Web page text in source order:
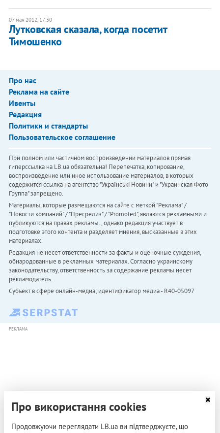
07 мая 2012, 17:30
Лутковская сказала, когда посетит
Тимошенко
Про нас
Реклама на сайте
Ивенты
Редакция
Политики и стандарты
Пользовательское соглашение
При полном или частичном воспроизведении материалов прямая
гиперссылка на LB.ua обязательна! Перепечатка, копирование,
воспроизведение или иное использование материалов, в которых
содержится ссылка на агентство "Українськi Новини" и "Украинская Фото
Группа" запрещено.
Материалы, которые размещаются на сайте с меткой "Реклама" /
"Новости компаний" / "Пресрелиз" / "Promoted", являются рекламными и
публикуются на правах рекламы. , однако редакция участвует в
подготовке этого контента и разделяет мнения, высказанные в этих
материалах.
Редакция не несет ответственности за факты и оценочные суждения,
обнародованные в рекламных материалах. Согласно украинскому
законодательству, ответственность за содержание рекламы несет
рекламодатель.
Субъект в сфере онлайн-медиа; идентификатор медиа - R40-05097
РЕКЛАМА
Про використання cookies
Продовжуючи переглядати LB.ua ви підтверджуєте, що